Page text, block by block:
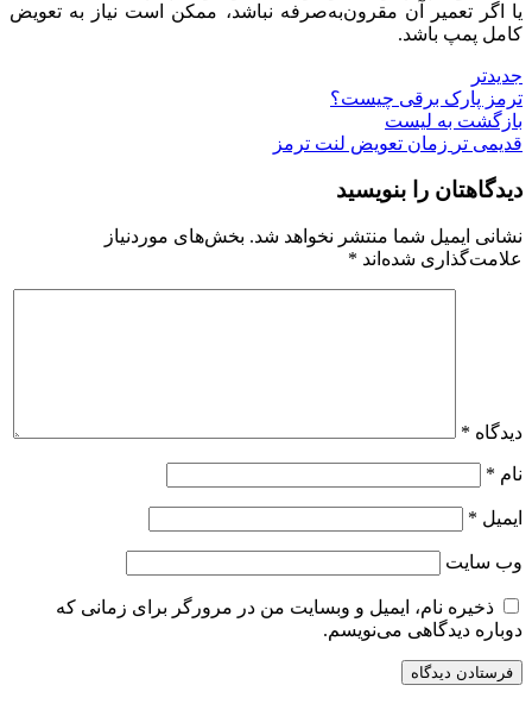
یا اگر تعمیر آن مقرون‌به‌صرفه نباشد، ممکن است نیاز به تعویض
کامل پمپ باشد.
جدیدتر
ترمز پارک برقی چیست؟
بازگشت به لیست
قدیمی تر زمان تعویض لنت ترمز
دیدگاهتان را بنویسید
نشانی ایمیل شما منتشر نخواهد شد. بخش‌های موردنیاز
علامت‌گذاری شده‌اند *
دیدگاه *
نام *
ایمیل *
وب‌ سایت
ذخیره نام، ایمیل و وبسایت من در مرورگر برای زمانی که
دوباره دیدگاهی می‌نویسم.